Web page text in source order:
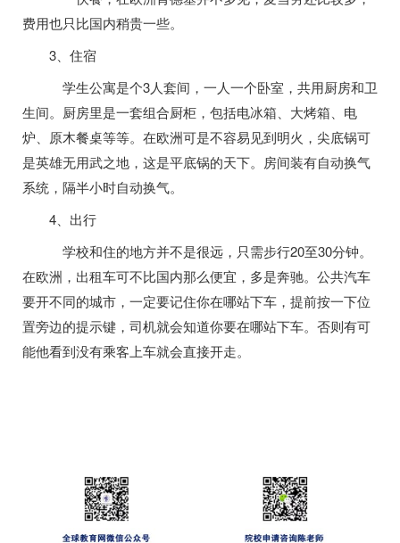
费用也只比国内稍贵一些。
3、住宿
学生公寓是个3人套间，一人一个卧室，共用厨房和卫
生间。厨房里是一套组合厨柜，包括电冰箱、大烤箱、电
炉、原木餐桌等等。在欧洲可是不容易见到明火，尖底锅可
是英雄无用武之地，这是平底锅的天下。房间装有自动换气
系统，隔半小时自动换气。
4、出行
学校和住的地方并不是很远，只需步行20至30分钟。
在欧洲，出租车可不比国内那么便宜，多是奔驰。公共汽车
要开不同的城市，一定要记住你在哪站下车，提前按一下位
置旁边的提示键，司机就会知道你要在哪站下车。否则有可
能他看到没有乘客上车就会直接开走。